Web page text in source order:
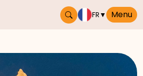
FR ▼ Menu